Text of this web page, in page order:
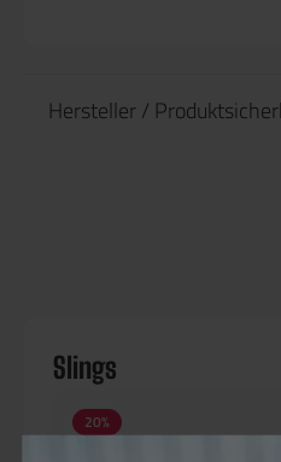
Hersteller /
Slings
20%